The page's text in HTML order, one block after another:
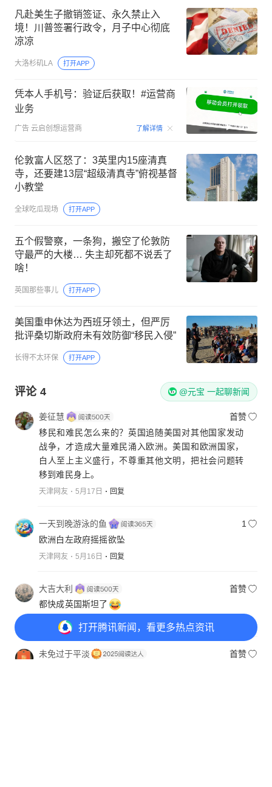
打开腾讯新闻，看更多热点资讯
凡赴美生子撤销签证、永久禁止入
境！川普签署行政令，月子中心彻底
凉凉
大洛杉矶LA 打开APP
凭本人手机号：验证后获取！#运营商
业务
广告 云启创想运营商 了解详情 00:15
伦敦富人区怒了：3英里内15座清真
寺，还要建13层“超级清真寺”俯视基督
小教堂
全球吃瓜现场 打开APP
五个假警察，一条狗，搬空了伦敦防
守最严的大楼… 失主却死都不说丢了
啥！
英国那些事儿 打开APP
美国重申休达为西班牙领土，但严厉
批评桑切斯政府未有效防御“移民入侵”
长得不太环保 打开APP
评论 4 @元宝 一起聊新闻
姜征慧
首赞
移民和难民怎么来的？英国追随美国对其他国家发动
战争，才造成大量难民涌入欧洲。美国和欧洲国家，
白人至上主义盛行，不尊重其他文明，把社会问题转
移到难民身上。
天津网友 5月17日 回复
一天到晚游泳的鱼
1
欧洲白左政府摇摇欲坠
天津网友 5月16日 回复
大吉大利
首赞
都快成英国斯坦了
天津网友 5月17日 回复
未免过于平淡
首赞